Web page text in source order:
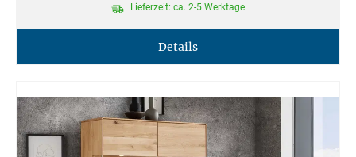
Lieferzeit: ca. 2-5 Werktage
Details